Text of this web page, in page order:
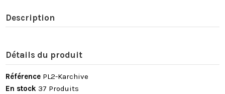
Description
Détails du produit
Référence PL2-Karchive
En stock 37 Produits